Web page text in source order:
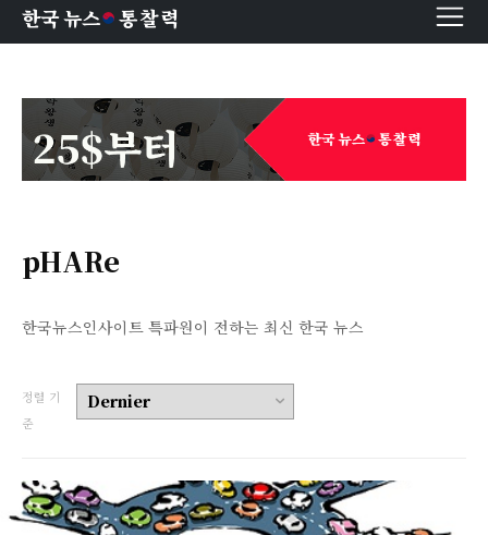
한국 뉴스 통찰력
pHARe
한국뉴스인사이트 특파원이 전하는 최신 한국 뉴스
정렬 기
준